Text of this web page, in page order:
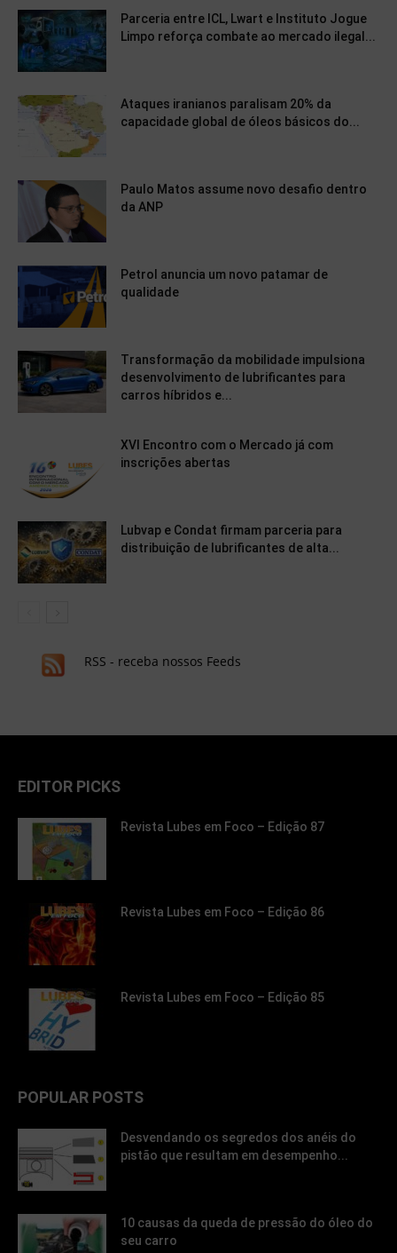
Parceria entre ICL, Lwart e Instituto Jogue
Limpo reforça combate ao mercado ilegal...
Ataques iranianos paralisam 20% da
capacidade global de óleos básicos do...
Paulo Matos assume novo desafio dentro
da ANP
Petrol anuncia um novo patamar de
qualidade
Transformação da mobilidade impulsiona
desenvolvimento de lubrificantes para
carros híbridos e...
XVI Encontro com o Mercado já com
inscrições abertas
Lubvap e Condat firmam parceria para
distribuição de lubrificantes de alta...
RSS - receba nossos Feeds
EDITOR PICKS
Revista Lubes em Foco – Edição 87
Revista Lubes em Foco – Edição 86
Revista Lubes em Foco – Edição 85
POPULAR POSTS
Desvendando os segredos dos anéis do
pistão que resultam em desempenho...
10 causas da queda de pressão do óleo do
seu carro